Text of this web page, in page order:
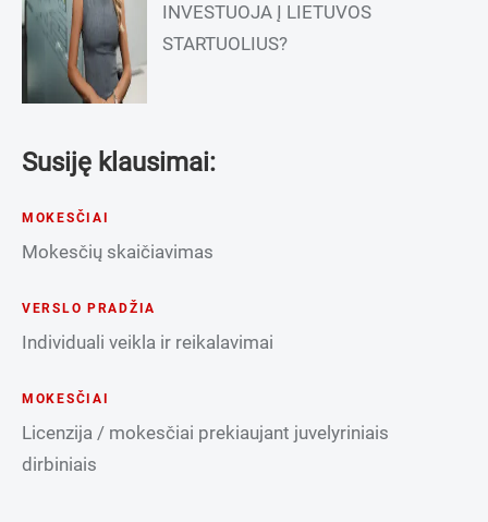
INVESTUOJA Į LIETUVOS
STARTUOLIUS?
Susiję klausimai:
MOKESČIAI
Mokesčių skaičiavimas
VERSLO PRADŽIA
Individuali veikla ir reikalavimai
MOKESČIAI
Licenzija / mokesčiai prekiaujant juvelyriniais
dirbiniais